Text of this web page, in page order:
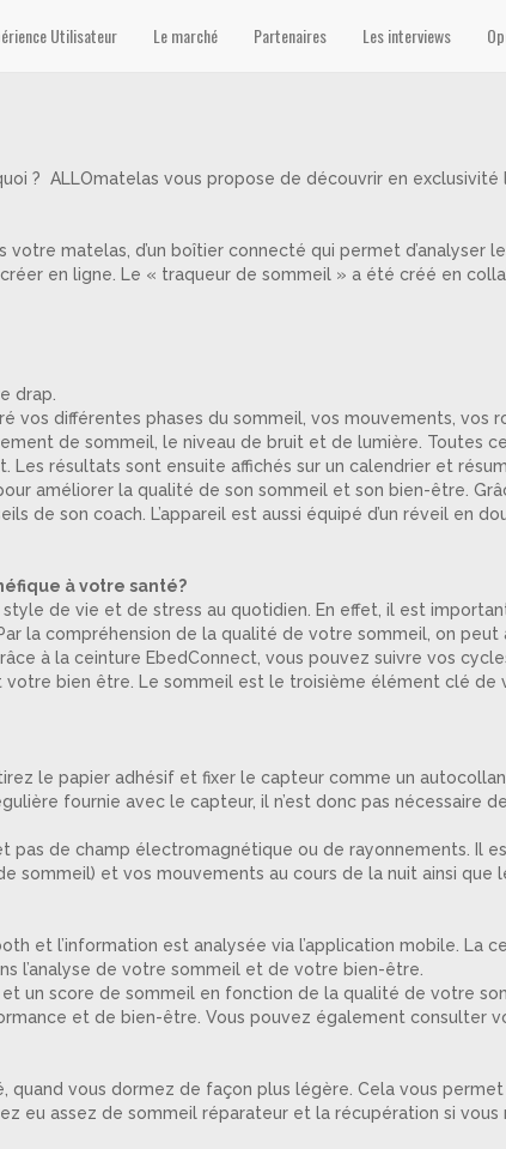
Utilisateur Le marché Partenaires Les interviews
? ALLOmatelas vous propose de découvrir en
votre matelas, d’un boîtier connecté qui permet d’analyser
en ligne. Le « traqueur de sommeil » a été créé en
drap.
vos différentes phases du sommeil, vos mouvements, vos
de sommeil, le niveau de bruit et de lumière. Toutes
Les résultats sont ensuite affichés sur un calendrier et
améliorer la qualité de son sommeil et son bien-être.
de son coach. L’appareil est aussi équipé d’un réveil en
à votre santé?
de vie et de stress au quotidien. En effet, il est
la compréhension de la qualité de votre sommeil, on
à la ceinture EbedConnect, vous pouvez suivre vos
bien être. Le sommeil est le troisième élément clé
le papier adhésif et fixer le capteur comme un
fournie avec le capteur, il n’est donc pas nécessaire
de champ électromagnétique ou de rayonnements. Il
sommeil) et vos mouvements au cours de la nuit ainsi
et l’information est analysée via l’application mobile. La
l’analyse de votre sommeil et de votre bien-être.
un score de sommeil en fonction de la qualité de votre
et de bien-être. Vous pouvez également consulter
vous dormez de façon plus légère. Cela vous
eu assez de sommeil réparateur et la récupération si vous